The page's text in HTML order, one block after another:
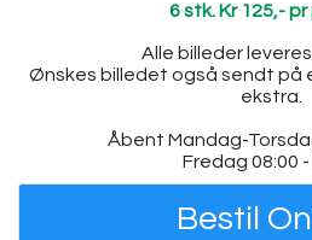
6 stk. Kr 125,-
Alle billeder
Ønskes billedet også sendt på
ekstra.
Åbent Mandag-
Fredag 08:00 -
Bestil